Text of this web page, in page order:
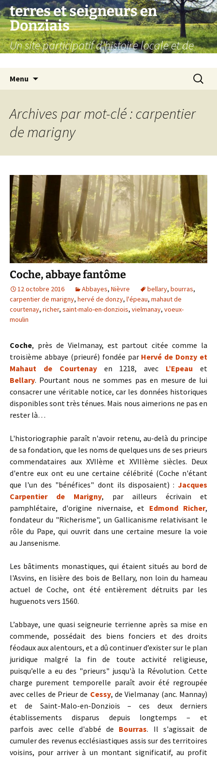
Aller
au
contenu
terres et seigneurs en
Donziais
Un site participatif d'histoire locale et de
Menu
Archives par mot-clé : carpentier
de marigny
Coche, abbaye fantôme
12 octobre 2016 Abbayes, Nièvre bellary, bourras,
carpentier de marigny, hervé de donzy, l'épeau, mahaut de
courtenay, richer, saint-malo-en-donziois, vielmanay, voeux-
moulin
Coche, près de Vielmanay, est partout citée comme la
troisième abbaye (prieuré) fondée par Hervé de Donzy et
Mahaut de Courtenayen 1218, avec L’Epeau et
Bellary. Pourtant nous ne sommes pas en mesure de lui
consacrer une véritable notice, car les données historiques
disponibles sont très ténues. Mais nous aimerions ne pas en
rester là…
L'historiographie paraît n'avoir retenu, au-delà du principe
de sa fondation, que les noms de quelques uns de ses prieurs
commendataires aux XVIIème et XVIIIème siècles. Deux
d'entre eux ont eu une certaine célébrité (Coche n'étant
que l'un des "bénéfices" dont ils disposaient) : Jacques
Carpentier de Marigny, par ailleurs écrivain et
pamphlétaire, d'origine nivernaise, et Edmond Richer,
fondateur du "Richerisme", un Gallicanisme relativisant le
rôle du Pape, qui ouvrit dans une certaine mesure la voie
au Jansenisme.
Les bâtiments monastiques, qui étaient situés au bord de
l'Asvins, en lisière des bois de Bellary, non loin du hameau
actuel de Coche, ont été entièrement détruits par les
huguenots vers 1560.
L’abbaye, une quasi seigneurie terrienne après sa mise en
commende, possédait des biens fonciers et des droits
féodaux aux alentours, et a dû continuer d’exister sur le plan
juridique malgré la fin de toute activité religieuse,
puisqu’elle a eu des "prieurs" jusqu'à la Révolution. Cette
charge purement temporelle paraît avoir été regroupée
avec celles de Prieur de Cessy, de Vielmanay (anc. Mannay)
et de Saint-Malo-en-Donziois – ces deux derniers
établissements disparus depuis longtemps – et
parfois avec celle d'abbé de Bourras. Il s'agissait de
cumuler des revenus ecclésiastiques assis sur des territoires
voisins, pour arriver à un montant significatif, au profit